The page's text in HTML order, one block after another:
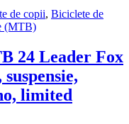
de copii, Biciclete de
(MTB)
24 Leader Fox
limited